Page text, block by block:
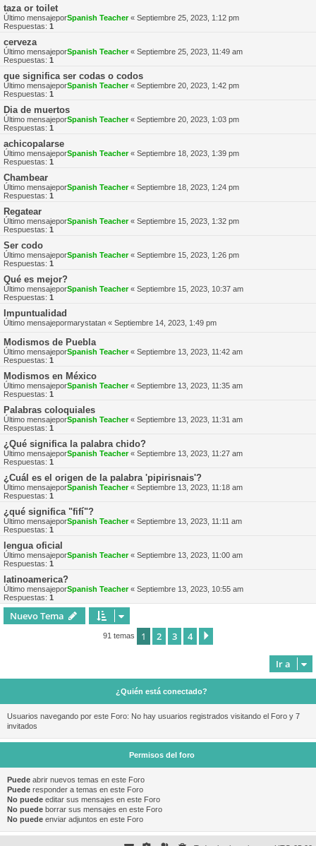
taza or toilet
Último mensajeporSpanish Teacher« Septiembre 25, 2023, 1:12 pm
Respuestas: 1
cerveza
Último mensajeporSpanish Teacher« Septiembre 25, 2023, 11:49 am
Respuestas: 1
que significa ser codas o codos
Último mensajeporSpanish Teacher« Septiembre 20, 2023, 1:42 pm
Respuestas: 1
Dia de muertos
Último mensajeporSpanish Teacher« Septiembre 20, 2023, 1:03 pm
Respuestas: 1
achicopalarse
Último mensajeporSpanish Teacher« Septiembre 18, 2023, 1:39 pm
Respuestas: 1
Chambear
Último mensajeporSpanish Teacher« Septiembre 18, 2023, 1:24 pm
Respuestas: 1
Regatear
Último mensajeporSpanish Teacher« Septiembre 15, 2023, 1:32 pm
Respuestas: 1
Ser codo
Último mensajeporSpanish Teacher« Septiembre 15, 2023, 1:26 pm
Respuestas: 1
Qué es mejor?
Último mensajeporSpanish Teacher« Septiembre 15, 2023, 10:37 am
Respuestas: 1
Impuntualidad
Último mensajepormarystatan « Septiembre 14, 2023, 1:49 pm
Modismos de Puebla
Último mensajeporSpanish Teacher« Septiembre 13, 2023, 11:42 am
Respuestas: 1
Modismos en México
Último mensajeporSpanish Teacher« Septiembre 13, 2023, 11:35 am
Respuestas: 1
Palabras coloquiales
Último mensajeporSpanish Teacher« Septiembre 13, 2023, 11:31 am
Respuestas: 1
¿Qué significa la palabra chido?
Último mensajeporSpanish Teacher« Septiembre 13, 2023, 11:27 am
Respuestas: 1
¿Cuál es el origen de la palabra 'pipirisnais'?
Último mensajeporSpanish Teacher« Septiembre 13, 2023, 11:18 am
Respuestas: 1
¿qué significa "fifí"?
Último mensajeporSpanish Teacher« Septiembre 13, 2023, 11:11 am
Respuestas: 1
lengua oficial
Último mensajeporSpanish Teacher« Septiembre 13, 2023, 11:00 am
Respuestas: 1
latinoamerica?
Último mensajeporSpanish Teacher« Septiembre 13, 2023, 10:55 am
Respuestas: 1
Nuevo Tema
91 temas 1 2 3 4
Ir a
¿Quién está conectado?
Usuarios navegando por este Foro: No hay usuarios registrados visitando el Foro y 7
invitados
Permisos del foro
Puede abrir nuevos temas en este Foro
Puede responder a temas en este Foro
No puede editar sus mensajes en este Foro
No puede borrar sus mensajes en este Foro
No puede enviar adjuntos en este Foro